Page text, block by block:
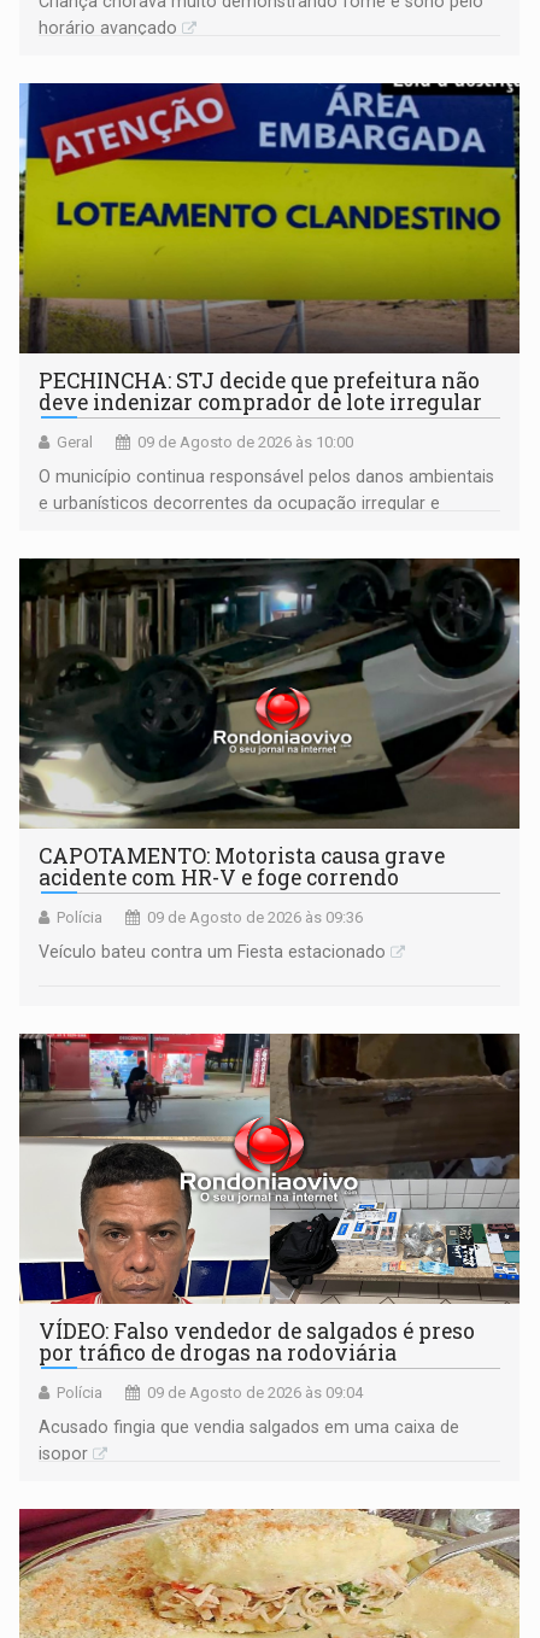
horário avançado
PECHINCHA: STJ decide que prefeitura não
deve indenizar comprador de lote irregular
Geral 09 de Agosto de 2026 às 10:00
O município continua responsável pelos danos ambientais
e urbanísticos decorrentes da ocupação irregular e
CAPOTAMENTO: Motorista causa grave
acidente com HR-V e foge correndo
Polícia 09 de Agosto de 2026 às 09:36
Veículo bateu contra um Fiesta estacionado
VÍDEO: Falso vendedor de salgados é preso
por tráfico de drogas na rodoviária
Polícia 09 de Agosto de 2026 às 09:04
Acusado fingia que vendia salgados em uma caixa de
isopor